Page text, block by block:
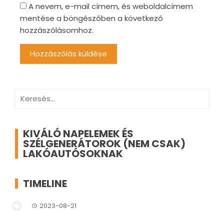
A nevem, e-mail címem, és weboldalcímem
mentése a böngészőben a következő
hozzászólásomhoz.
Keresés:
KIVÁLÓ NAPELEMEK ÉS
SZÉLGENERÁTOROK (NEM CSAK)
LAKÓAUTÓSOKNAK
TIMELINE
2023-08-21